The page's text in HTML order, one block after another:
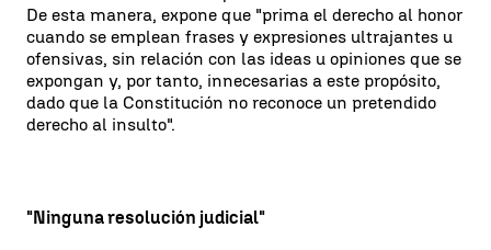
De esta manera, expone que "prima el derecho al honor
cuando se emplean frases y expresiones ultrajantes u
ofensivas, sin relación con las ideas u opiniones que se
expongan y, por tanto, innecesarias a este propósito,
dado que la Constitución no reconoce un pretendido
derecho al insulto".
"Ninguna resolución judicial"